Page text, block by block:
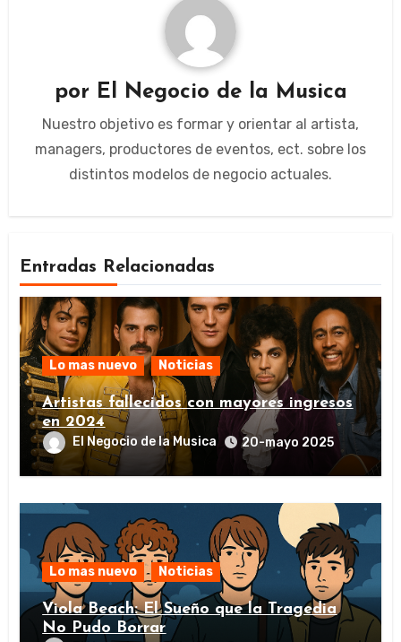
por El Negocio de la Musica
Nuestro objetivo es formar y orientar al artista,
managers, productores de eventos, ect. sobre los
distintos modelos de negocio actuales.
Entradas Relacionadas
Lo mas nuevo Noticias
Artistas fallecidos con mayores ingresos
en 2024
El Negocio de la Musica 20-mayo 2025
Lo mas nuevo Noticias
Viola Beach: El Sueño que la Tragedia
No Pudo Borrar